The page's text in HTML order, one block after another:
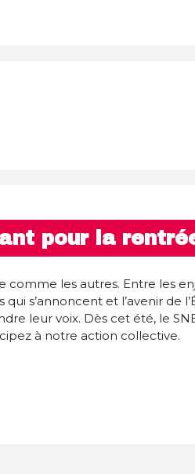
pour la
comme les autres. Entre les
s’annoncent et l’avenir de
leur voix. Dès cet été, le
à notre action collective.